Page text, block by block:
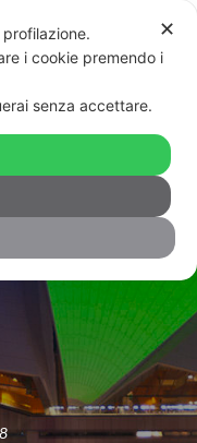
espulsione
da scuole
✕
i cookie premendo i
senza accettare.